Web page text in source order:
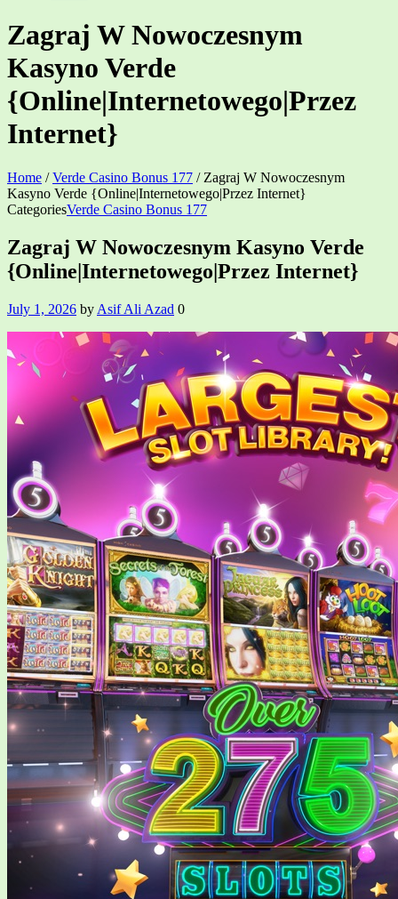
Zagraj W Nowoczesnym
Kasyno Verde
{Online|Internetowego|Przez
Internet}
Home /Verde Casino Bonus 177 / Zagraj W Nowoczesnym
Kasyno Verde {Online|Internetowego|Przez Internet}
CategoriesVerde Casino Bonus 177
Zagraj W Nowoczesnym Kasyno Verde
{Online|Internetowego|Przez Internet}
July 1, 2026 by Asif Ali Azad 0